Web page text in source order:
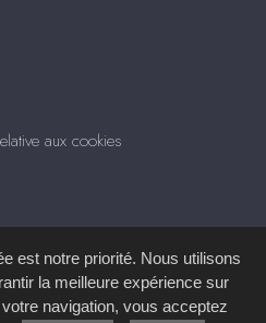
aux cookies
de Contenu (SGC)imagenia, créé et
est notre priorité. Nous utilisons
la meilleure expérience sur
navigation, vous acceptez